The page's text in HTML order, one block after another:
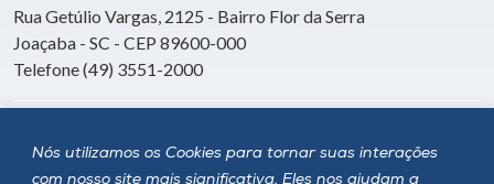
Nós utilizamos os Cookies para tornar suas interações
com nosso site mais significativa. Eles nos ajudam a
Rua Getúlio Vargas, 2125 - Bairro Flor da Serra
Joaçaba - SC - CEP 89600-000
Telefone (49) 3551-2000
Siga a Unoesc